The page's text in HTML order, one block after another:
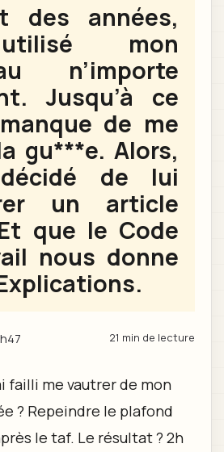
des années,
mon
n’importe
Jusqu’à ce
de me
gu***e. Alors,
de lui
un article
que le Code
nous donne
21 min de lecture
failli me vautrer de mon
? Repeindre le plafond
le taf. Le résultat ? 2h